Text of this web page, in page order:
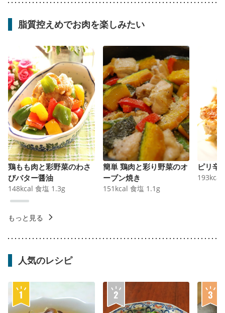
脂質控えめでお肉を楽しみたい
鶏もも肉と彩野菜のわさ
びバター醤油
148kcal 食塩 1.3g
簡単 鶏肉と彩り野菜のオ
ーブン焼き
151 kcal 食塩 1.1 g
ピリ辛
193kcal
もっと見る
人気のレシピ